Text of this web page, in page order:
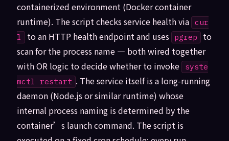
containerized environment (Docker container
runtime). The script checks service health via cur
l to an HTTP health endpoint and uses pgrep
to
scan for the process name — both wired together
with OR logic to decide whether to invoke
syste
mctl restart . The service itself is a long-running
daemon (Node.js or similar runtime) whose
internal process naming is determined by the
container’s launch command. The script is